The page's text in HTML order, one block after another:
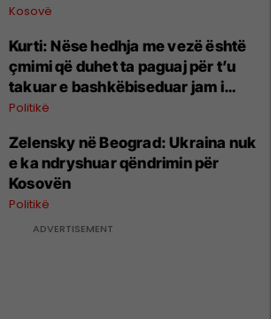
Kosovë
Kurti: Nëse hedhja me vezë është
çmimi që duhet ta paguaj për t’u
takuar e bashkëbiseduar jam i
lumtur ta bëj këtë
Politikë
Zelensky në Beograd: Ukraina nuk
e ka ndryshuar qëndrimin për
Kosovën
Politikë